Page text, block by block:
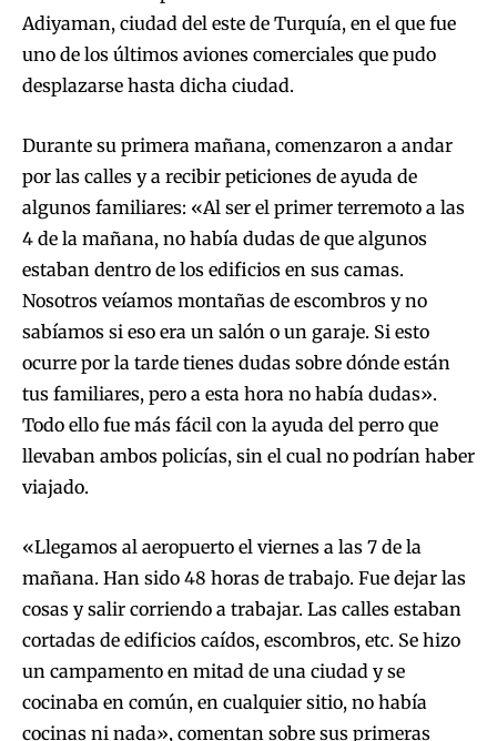
Adiyaman, ciudad del este de Turquía, en el que fue
uno de los últimos aviones comerciales que pudo
desplazarse hasta dicha ciudad.
Durante su primera mañana, comenzaron a andar
por las calles y a recibir peticiones de ayuda de
algunos familiares: «Al ser el primer terremoto a las
4 de la mañana, no había dudas de que algunos
estaban dentro de los edificios en sus camas.
Nosotros veíamos montañas de escombros y no
sabíamos si eso era un salón o un garaje. Si esto
ocurre por la tarde tienes dudas sobre dónde están
tus familiares, pero a esta hora no había dudas».
Todo ello fue más fácil con la ayuda del perro que
llevaban ambos policías, sin el cual no podrían haber
viajado.
«Llegamos al aeropuerto el viernes a las 7 de la
mañana. Han sido 48 horas de trabajo. Fue dejar las
cosas y salir corriendo a trabajar. Las calles estaban
cortadas de edificios caídos, escombros, etc. Se hizo
un campamento en mitad de una ciudad y se
cocinaba en común, en cualquier sitio, no había
cocinas ni nada», comentan sobre sus primeras